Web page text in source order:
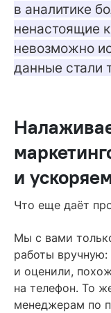
в аналитике
ненастоящие
невозможно
данные стали
и
Что еще даёт
Мы с вами
работы
и оценили,
на телефон. То
менеджерам по